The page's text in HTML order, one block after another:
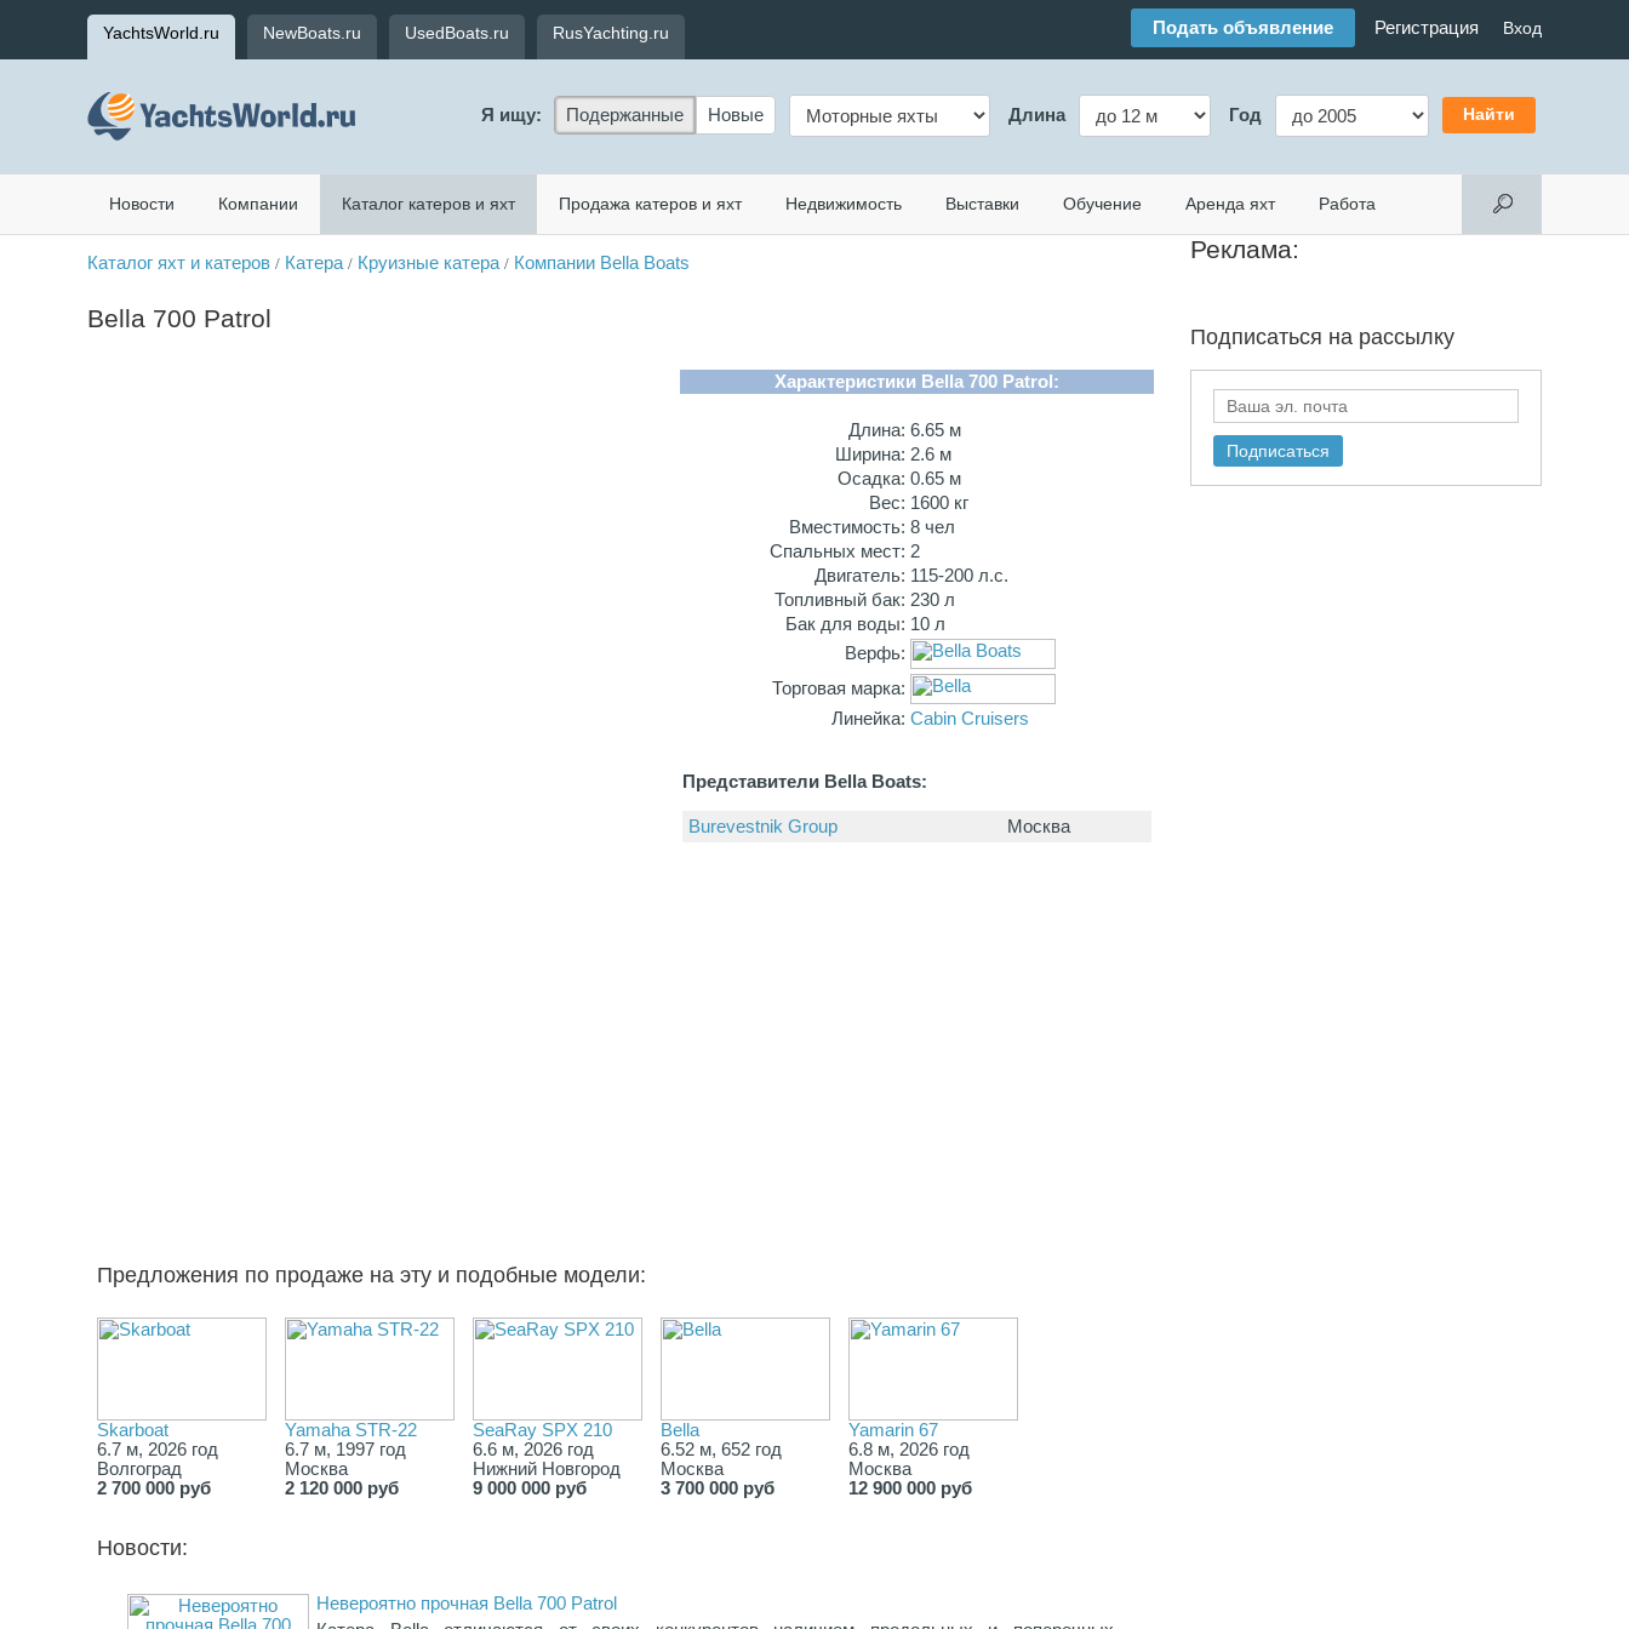
YachtsWorld.ru NewBoats.ru UsedBoats.ru RusYachting.ru Подать объявление Регистрация Вход
Я ищу: Подержанные Новые Длина Год
Новости Компании Каталог катеров и яхт Продажа катеров и яхт Недвижимость Выставки Обучение Аренда яхт Работа
Каталог яхт и катеров / Катера / Круизные катера / Компании Bella Boats
Bella 700 Patrol
Характеристики Bella 700 Patrol:
Длина: 6.65 м
Ширина: 2.6 м
Осадка: 0.65 м
Вес: 1600 кг
Вместимость: 8 чел
Спальных мест: 2
Двигатель: 115-200 л.с.
Топливный бак: 230 л
Бак для воды: 10 л
Верфь:
Торговая марка:
Линейка: Cabin Cruisers
Представители Bella Boats:
Burevestnik Group Москва
Предложения по продаже на эту и подобные модели:
Skarboat
6.7 м, 2026 год
Волгоград
2 700 000 руб
Yamaha STR-22
6.7 м, 1997 год
Москва
2 120 000 руб
SeaRay SPX 210
6.6 м, 2026 год
Нижний Новгород
9 000 000 руб
Bella
6.52 м, 652 год
Москва
3 700 000 руб
Yamarin 67
6.8 м, 2026 год
Москва
12 900 000 руб
Новости:
Невероятно прочная Bella 700 Patrol
Реклама:
Подписаться на рассылку